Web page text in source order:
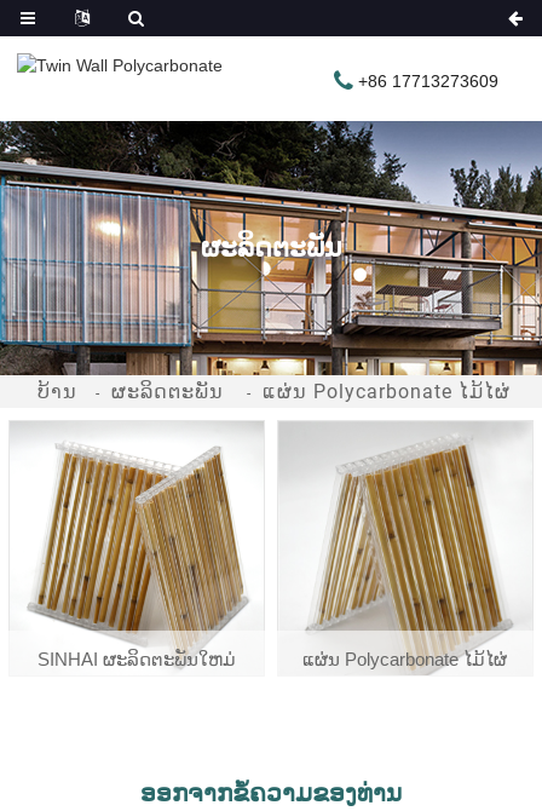
+86 17713273609
ຜະ​ລິດ​ຕະ​ພັນ
ບ້ານ ຜະລິດຕະພັນ ແຜ່ນ Polycarbonate ໄມ້ໄຜ່
SINHAI ຜະລິດຕະພັນໃຫມ່ ແຜ່ນ Polycarbonate ໄມ້ໄຜ່
ອອກຈາກຂໍ້ຄວາມຂອງທ່ານ